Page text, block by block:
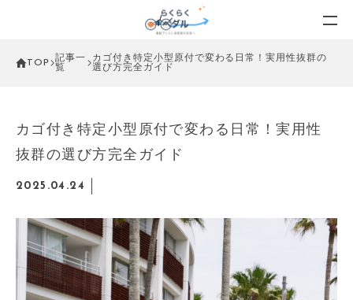
TOP
記事一
覧
カゴ付き特定小型原付で変わる日常！実用性抜群の
選び方完全ガイド
カゴ付き特定小型原付で変わる日常！実用性
抜群の選び方完全ガイド
2025.04.24